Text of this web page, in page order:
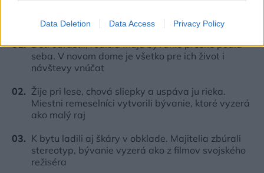
Data Deletion Data Access Privacy Policy
Deti odrástli, rodičia majú bývanie presne podľa
seba. V novom dome je všetko pre ich život i
návštevy vnúčat
Žije pri lese, chová sliepky a uspáva ju rieka.
Miestni remeselníci vytvorili bývanie, ktoré vyzerá
ako malý raj
K bytu ladili aj škáry v obklade. Majitelia zbúrali
stereotyp, bývanie vyzerá ako z filmov svojského
režiséra